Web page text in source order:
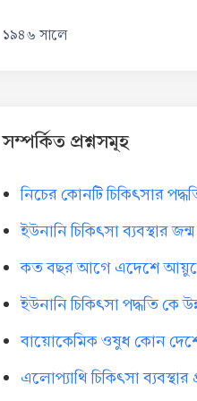
১৯৪৬ সালে
সম্পর্কিত প্রশ্নসমূহ
নিচের কোনটি চিকিৎসার
ইউনানি চিকিৎসা ব্যবস্থার
কত বছর আগে এদেশে
ইউনানি চিকিৎসা পদ্ধতি কে
বায়োকেমিক ওষুধ কোন
এলোপ্যাথি চিকিৎসা